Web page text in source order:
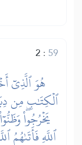
2 : 59
هُوَ ٱلَّذِيٓ
ٱلۡكِتَٰبِ مِن
يَخۡرُجُواْۖ
ٱللَّهِ